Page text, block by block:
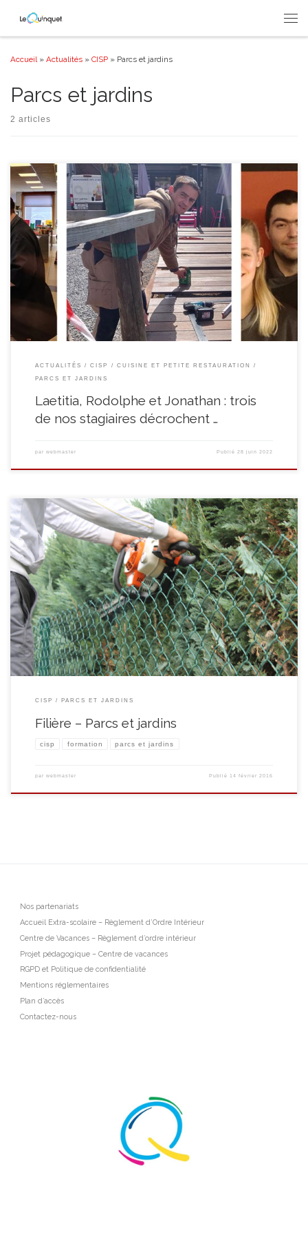
Passer au contenu
Accueil » Actualités » CISP » Parcs et jardins
Parcs et jardins
2 articles
Le parcours d’un stagiaire au sein du Quinquet a souvent un objectif
prioritaire : la réinsertion dans la vie active, autant au niveau professionnel
que social et personnel. Alors quand celui-ci obtient un job directement à
la fin de son stage, notre équipe est plus que ravie ! « Deuxième entretien
ACTUALITÉS CISP
CUISINE ET PETITE RESTAURATION
PARCS ET JARDINS
Laetitia, Rodolphe et Jonathan : trois
de nos stagiaires décrochent …
par webmaster Publié28 juin 2022
APERÇU DU PROGRAMME DE FORMATION Que ce soit en termes
d’activités-clés et compétences, d’aptitudes et de savoirs, les objectifs à
atteindre sont : implanter une pelouse ou une prairie fleurie ; entretenir
une pelouse ou une prairie fleurie ; réaliser les plantations ; entretenir des
haies, des arbustes ou des parcelles plantées ; participer à […]
CISP PARCS ET JARDINS
Filière – Parcs et jardins
cisp formation parcs et jardins
par webmaster Publié 14 février 2016
Nos partenariats
Accueil Extra-scolaire – Règlement d’Ordre Intérieur
Centre de Vacances – Règlement d’ordre intérieur
Projet pédagogique – Centre de vacances
RGPD et Politique de confidentialité
Mentions réglementaires
Plan d’accès
Contactez-nous